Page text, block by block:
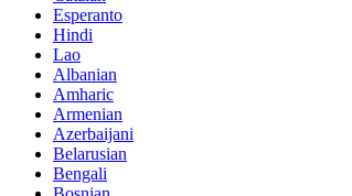
Esperanto
Hindi
Lao
Albanian
Amharic
Armenian
Azerbaijani
Belarusian
Bengali